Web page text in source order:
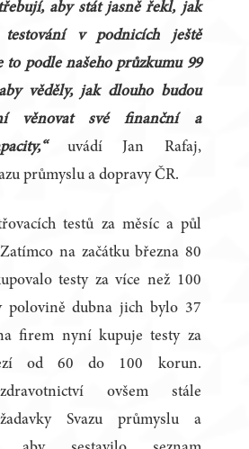
aby stát jasně řekl, jak
v podnicích ještě
to podle našeho průzkumu 99
věděly, jak dlouho budou
věnovat své finanční a
uvádí Jan Rafaj,
průmyslu a dopravy ČR.
testů za měsíc a půl
na začátku března 80
testy za více než 100
polovině dubna jich bylo 37
firem nyní kupuje testy za
od 60 do 100 korun.
ovšem stále
Svazu průmyslu a